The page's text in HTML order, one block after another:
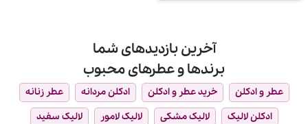
آخرین بازدیدهای شما
برندها و عطرهای محبوب
عطر و ادکلن خرید عطر و ادکلن ادکلن مردانه
عطر زنانه
ادکلن لالیک
لالیک مشکی لالیک لامور
لالیک سفید